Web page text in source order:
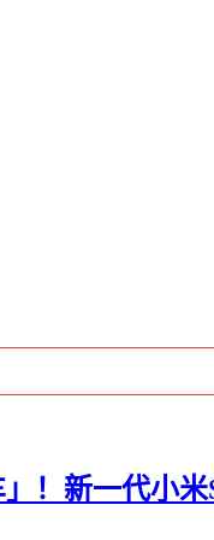
！新一代小米